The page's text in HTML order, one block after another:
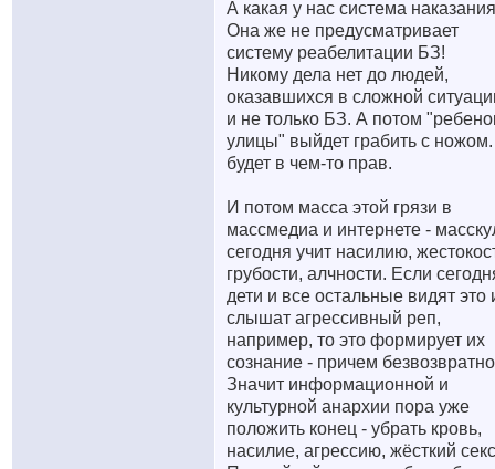
А какая у нас система
Она же не предусматривает
систему реабелитации БЗ!
Никому дела нет до людей,
оказавшихся в сложной
и не только БЗ. А потом
улицы" выйдет грабить с
будет в чем-то прав.
И потом масса этой грязи в
массмедиа и интернете -
сегодня учит насилию,
грубости, алчности. Если
дети и все остальные видят это
слышат агрессивный реп,
например, то это формирует их
сознание - причем
Значит информационной и
культурной анархии пора уже
положить конец - убрать кровь,
насилие, агрессию, жёсткий